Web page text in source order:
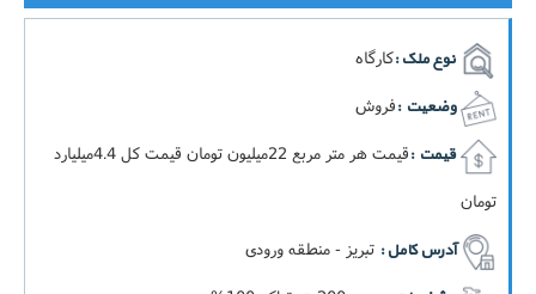
نوع ملک :کارگاه
وضعیت :فروش
قیمت :
قيمت هر متر مربع 22ميليون تومان قيمت کل 4.4ميليارد
تومان
آدرس کامل : تبریز - منطقه ورودی